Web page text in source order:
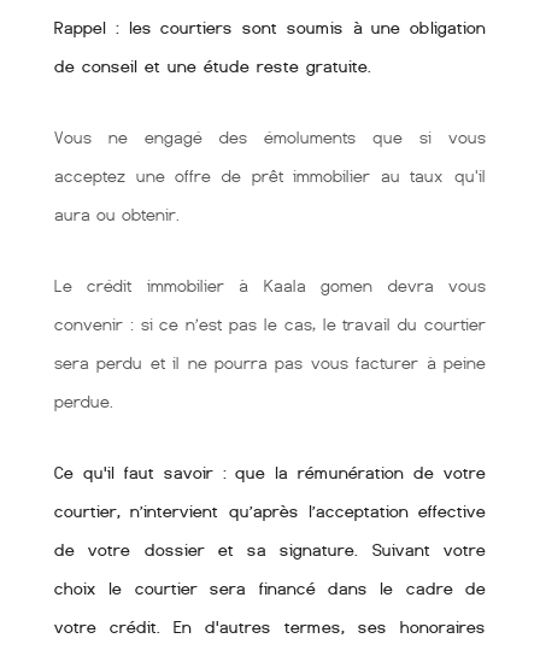
Rappel : les courtiers sont soumis à une obligation
de conseil et une étude reste gratuite.
Vous ne engagé des émoluments que si vous
acceptez une offre de prêt immobilier au taux qu'il
aura ou obtenir.
Le crédit immobilier à Kaala gomen devra vous
convenir : si ce n’est pas le cas, le travail du courtier
sera perdu et il ne pourra pas vous facturer à peine
perdue.
Ce qu'il faut savoir : que la rémunération de votre
courtier, n’intervient qu’après l’acceptation effective
de votre dossier et sa signature. Suivant votre
choix le courtier sera financé dans le cadre de
votre crédit. En d'autres termes, ses honoraires